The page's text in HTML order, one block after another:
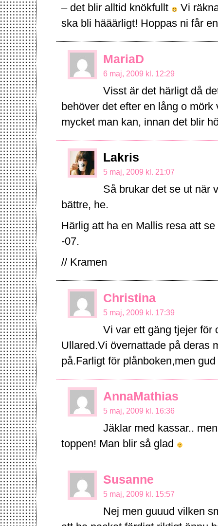
– det blir alltid knökfullt
Vi
ska bli hääärligt! Hoppas ni får
MariaD
6 maj, 2009 kl. 12:29
Visst är det härligt då
behöver det efter en lång o mörk
mycket man kan, innan det blir
Lakris
5 maj, 2009 kl. 21:07
Så brukar det se ut när
bättre, he.
Härlig att ha en Mallis resa att
-07.
// Kramen
Christina
5 maj, 2009 kl. 17:39
Vi var ett gäng tjejer för
Ullared.Vi övernattade på deras
på.Farligt för plånboken,men
AnnaMathias
5 maj, 2009 kl. 16:36
Jäklar med kassar..
toppen! Man blir så glad
Susanne
5 maj, 2009 kl. 15:57
Nej men guuud vilken